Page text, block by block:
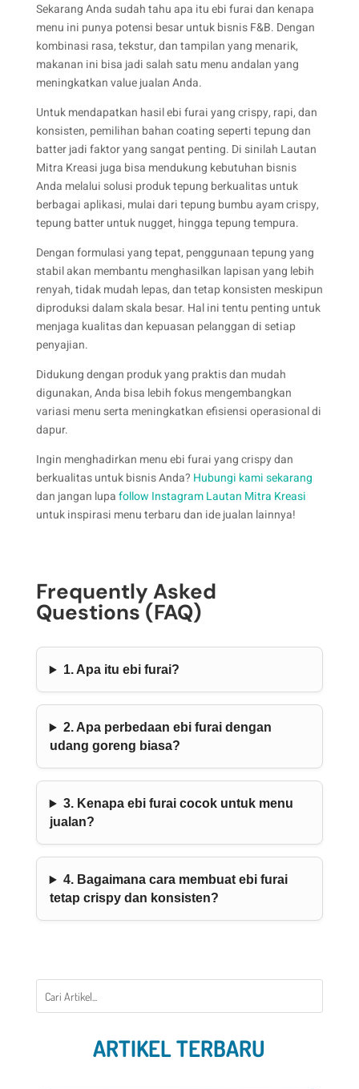
Sekarang Anda sudah tahu apa itu ebi furai dan kenapa
menu ini punya potensi besar untuk bisnis F&B. Dengan
kombinasi rasa, tekstur, dan tampilan yang menarik,
makanan ini bisa jadi salah satu menu andalan yang
meningkatkan value jualan Anda.
Untuk mendapatkan hasil ebi furai yang crispy, rapi, dan
konsisten, pemilihan bahan coating seperti tepung dan
batter jadi faktor yang sangat penting. Di sinilah Lautan
Mitra Kreasi juga bisa mendukung kebutuhan bisnis
Anda melalui solusi produk tepung berkualitas untuk
berbagai aplikasi, mulai dari tepung bumbu ayam crispy,
tepung batter untuk nugget, hingga tepung tempura.
Dengan formulasi yang tepat, penggunaan tepung yang
stabil akan membantu menghasilkan lapisan yang lebih
renyah, tidak mudah lepas, dan tetap konsisten meskipun
diproduksi dalam skala besar. Hal ini tentu penting untuk
menjaga kualitas dan kepuasan pelanggan di setiap
penyajian.
Didukung dengan produk yang praktis dan mudah
digunakan, Anda bisa lebih fokus mengembangkan
variasi menu serta meningkatkan efisiensi operasional di
dapur.
Ingin menghadirkan menu ebi furai yang crispy dan
berkualitas untuk bisnis Anda? Hubungi kami sekarang
dan jangan lupafollow Instagram Lautan Mitra Kreasi
untuk inspirasi menu terbaru dan ide jualan lainnya!
Frequently Asked
Questions (FAQ)
1. Apa itu ebi furai?
2. Apa perbedaan ebi furai dengan
udang goreng biasa?
3. Kenapa ebi furai cocok untuk menu
jualan?
4. Bagaimana cara membuat ebi furai
tetap crispy dan konsisten?
ARTIKEL TERBARU